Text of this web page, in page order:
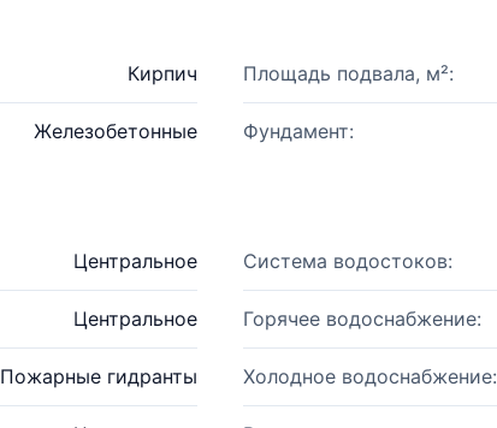
Кирпич Площадь подвала, м²:
Железобетонные Фундамент:
Центральное Система водостоков:
Центральное Горячее водоснабжение:
Пожарные гидранты Холодное водоснабжение: